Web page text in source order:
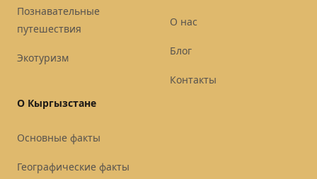
Познавательные
путешествия
Экотуризм
О Кыргызстане
Основные факты
Географические факты
О нас
Блог
Контакты